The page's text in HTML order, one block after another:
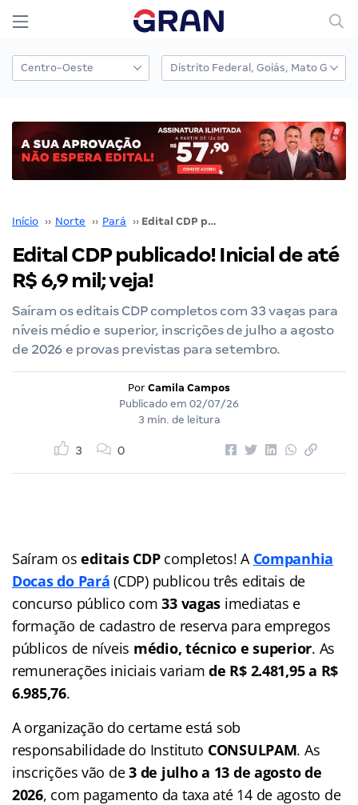
Início ›› Norte ›› Pará ›› Edital CDP publicado! Inicial de até R$ 6,9 mil; veja!
Edital CDP publicado! Inicial de até
R$ 6,9 mil; veja!
Saíram os editais CDP completos com 33 vagas para
níveis médio e superior, inscrições de julho a agosto
de 2026 e provas previstas para setembro.
Por Camila Campos
Publicado em 02/07/26
3 min. de leitura
3 0
Saíram oseditais CDPcompletos! A Companhia
Docas do Pará (CDP) publicou três editais de
concurso público com33 vagas imediatas e
formação de cadastro de reserva para empregos
públicos de níveis médio, técnico e superior. As
remunerações iniciais variamde R$ 2.481,95 a R$
6.985,76.
A organização do certame está sob
responsabilidade do Instituto CONSULPAM. As
inscrições vão de3 de julho a 13 de agosto de
2026, com pagamento da taxa até 14 de agosto de